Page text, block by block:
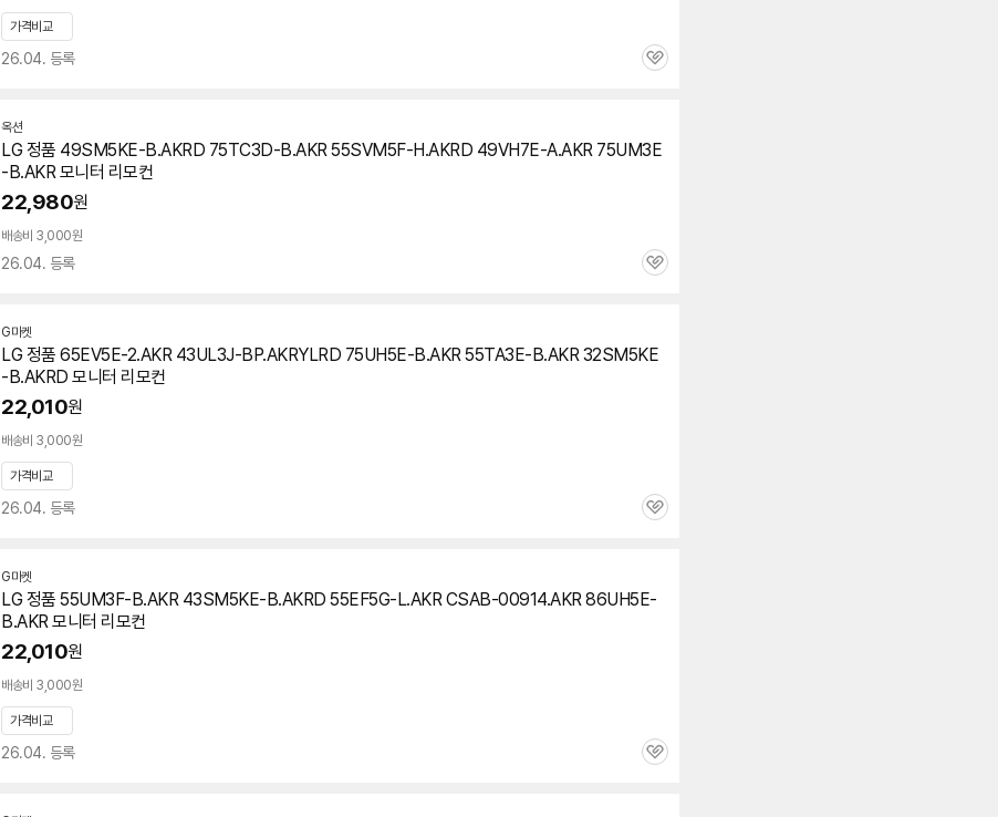
가격비교
26.04. 등록
관
옥션
LG 정품 49SM5KE-B.AKRD 75TC3D-B.AKR 55SVM5F-H.AKRD 49VH7E-A.AKR 75UM3E
-B.AKR 모니터 리모컨
22,980원
배송비 3,000원
26.04. 등록
관
G마켓
LG 정품 65EV5E-2.AKR 43UL3J-BP.AKRYLRD 75UH5E-B.AKR 55TA3E-B.AKR 32SM5KE
-B.AKRD 모니터 리모컨
22,010원
배송비 3,000원
가격비교
26.04. 등록
관
G마켓
LG 정품 55UM3F-B.AKR 43SM5KE-B.AKRD 55EF5G-L.AKR CSAB-00914.AKR 86UH5E-
B.AKR 모니터 리모컨
22,010원
배송비 3,000원
가격비교
26.04. 등록
관